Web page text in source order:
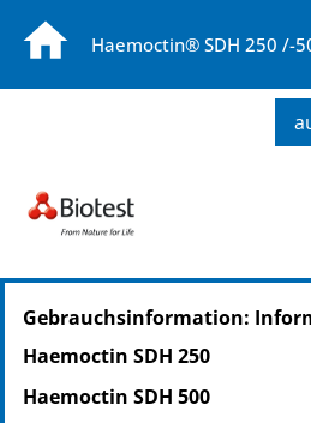
Haemoctin® SDH 250 /-
PZN: 06875018
PPN: 110687501892
Gebrauchsinformation:
Haemoctin SDH 250
Haemoctin SDH 500